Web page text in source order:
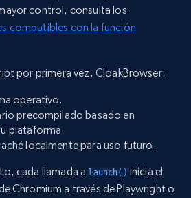
control, consulta los
compatibles con la función
por primera vez, CloakBrowser:
operativo.
precompilado basado en
plataforma.
localmente para uso futuro.
cada llamada alaunch() inicia el
Chromium a través de Playwright o